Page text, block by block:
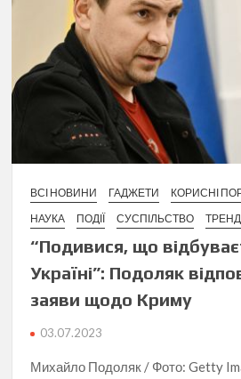
ВСІ НОВИНИ ГАДЖЕТИ КОРИСНІ
НАУКА
ПОДІЇ СУСПІЛЬСТВО
“Подивися, що
Україні”: Подоляк
заяви щодо Криму
03.07.2023
Михайло Подоляк / Фото: Getty